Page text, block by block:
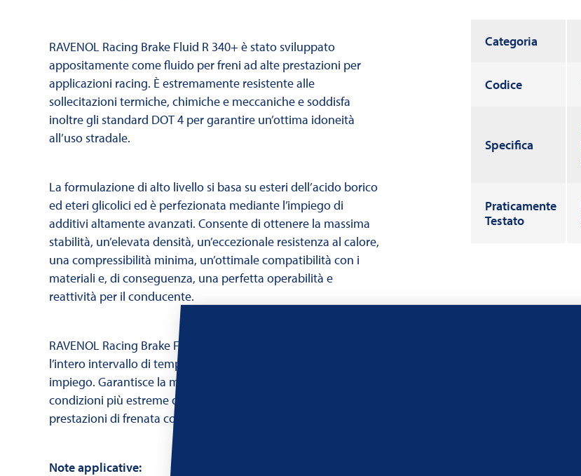
RAVENOL Racing Brake Fluid R 340+ è stato sviluppato
appositamente come fluido per freni ad alte prestazioni per
applicazioni racing. È estremamente resistente alle
sollecitazioni termiche, chimiche e meccaniche e soddisfa
inoltre gli standard DOT 4 per garantire un’ottima idoneità
all’uso stradale.
La formulazione di alto livello si basa su esteri dell’acido borico
ed eteri glicolici ed è perfezionata mediante l’impiego di
additivi altamente avanzati. Consente di ottenere la massima
stabilità, un’elevata densità, un’eccezionale resistenza al calore,
una compressibilità minima, un’ottimale compatibilità con i
materiali e, di conseguenza, una perfetta operabilità e
reattività per il conducente.
RAVENOL Racing Brake Fluid R 340+ rimane affidabile su tutto
l’intero intervallo di temperature e per tutta la durata del suo
impiego. Garantisce la massima sicurezza anche nelle
condizioni più estreme delle competizioni e assicura
prestazioni di frenata costanti.
Note applicative:
Categoria
Codice
Specifica
Praticamente
Testato